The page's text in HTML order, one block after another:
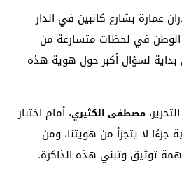
من جدران عمارة بشارع كانبين في الدار
الوطن في لحظات متسارعة من
بداية لسؤال أكبر حول هوية هذه
مصطفى الكثيري، أمام اختبار
لا يتجزأ من هويتنا، ومن
توثيق وتبني هذه الذاكرة.